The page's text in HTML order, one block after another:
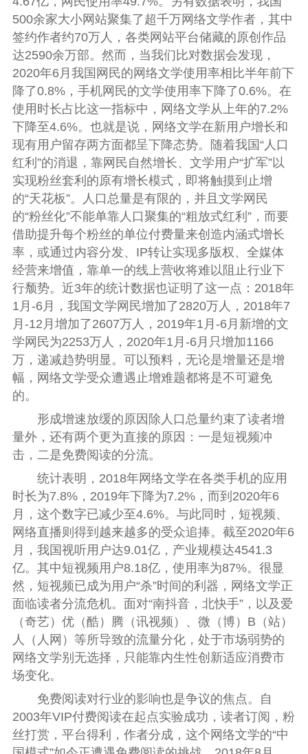
500余家大小网站聚集了超千万网络文学作者，其中
签约作者约70万人，各类网站平台储藏的原创作品
达2590余万部。然而，当我们比对数据会发现，
2020年6月我国网民的网络文学使用率相比半年前下
降了0.8%，手机网民的文学使用率下降了0.6%。在
使用时长占比这一指标中，网络文学从上年的7.2%
下降至4.6%。也就是说，网络文学在新用户增长和
现有用户留存两方面都呈下降态势。随着我国“人口
红利”的消退，靠网民自然增长、文学用户“扩军”以
实现粉丝套利的原有增长模式，即将触摸到止增
的“天花板”。人口总量是有限的，并且文学网民
的“粉丝化”不能单靠人口聚集的“粗放式红利”，而要
借助提升每个粉丝的单位付费量来创造内涵式增长
率，或通过内容分发、IP转让实现多版权、全媒体
经营来增值，靠单一的线上营收将难以阻止行业下
行颓势。近3年的统计数据也证明了这一点：2018年
1月-6月，我国文学网民增加了2820万人，2018年7
月-12月增加了2607万人，2019年1月-6月新增的文
学网民为2253万人，2020年1月-6月只增加1166
万，递减趋势明显。可以预料，无论是增量还是增
幅，网络文学受众遭遇止增难题都将是不可避免
的。
形成增速放缓的原因除人口总量约束了读者增
量外，还有两个更为直接的原因：一是短视频冲
击，二是免费阅读的分流。
统计表明，2018年网络文学在各类手机的应用
时长为7.8%，2019年下降为7.2%，而到2020年6
月，这个数字已减少至4.6%。与此同时，短视频、
网络直播则得到越来越多的受众追捧。截至2020年6
月，我国视听用户达9.01亿，产业规模达4541.3
亿。其中短视频用户8.18亿，使用率为87%。很显
然，短视频已成为用户“杀”时间的利器，网络文学正
面临读者分流危机。面对“南抖音，北快手”，以及爱
（奇艺）优（酷）腾（讯视频）、微（博）B（站）
人（人网）等所导致的流量分化，处于市场弱势的
网络文学别无选择，只能靠内生性创新适应消费市
场变化。
免费阅读对行业的影响也是争议的焦点。自
2003年VIP付费阅读在起点实验成功，读者订阅，粉
丝打赏，平台得利，作者分成，这个网络文学的“中